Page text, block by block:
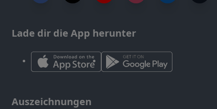
Lade dir die App herunter
Auszeichnungen